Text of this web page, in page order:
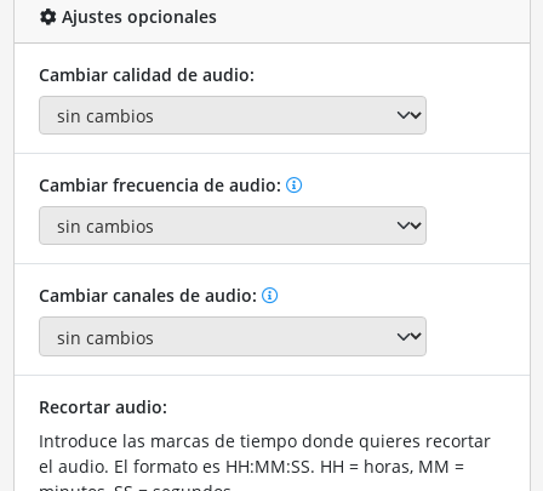
Ajustes opcionales
Cambiar calidad de audio:
Cambiar frecuencia de audio:
Cambiar canales de audio:
Recortar audio:
Introduce las marcas de tiempo donde quieres recortar
el audio. El formato es HH:MM:SS. HH = horas, MM =